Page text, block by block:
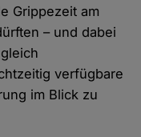
Grippezeit am
– und dabei
verfügbare
im Blick zu